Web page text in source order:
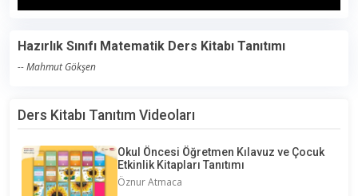
Ders Kitabı Tanıtım Videoları
Okul Öncesi Öğretmen Kılavuz ve Çocuk
Etkinlik Kitapları Tanıtımı
Öznur Atmaca
Hazırlık Sınıfı Matematik Ders Kitabı Tanıtımı
-- Mahmut Gökşen